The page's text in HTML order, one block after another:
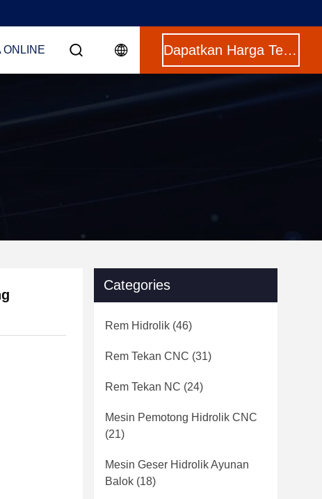
ONLINE Dapatkan Harga Terbaik
Categories
Rem Hidrolik (46)
Rem Tekan CNC (31)
Rem Tekan NC (24)
Mesin Pemotong Hidrolik CNC
(21)
Mesin Geser Hidrolik Ayunan
Balok (18)